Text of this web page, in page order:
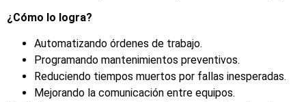
¿Cómo lo logra?
Automatizando órdenes de trabajo.
Programando mantenimientos preventivos.
Reduciendo tiempos muertos por fallas inesperadas.
Mejorando la comunicación entre equipos.